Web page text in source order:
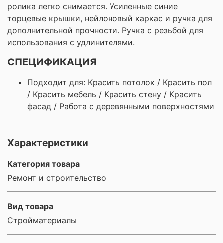
ролика легко снимается. Усиленные синие
торцевые крышки, нейлоновый каркас и ручка для
дополнительной прочности. Ручка с резьбой для
использования с удлинителями.
СПЕЦИФИКАЦИЯ
Подходит для: Красить потолок / Красить пол
/ Красить мебель / Красить стену / Красить
фасад / Работа с деревянными поверхностями
Характеристики
Категория товара
Ремонт и строительство
Вид товара
Стройматериалы